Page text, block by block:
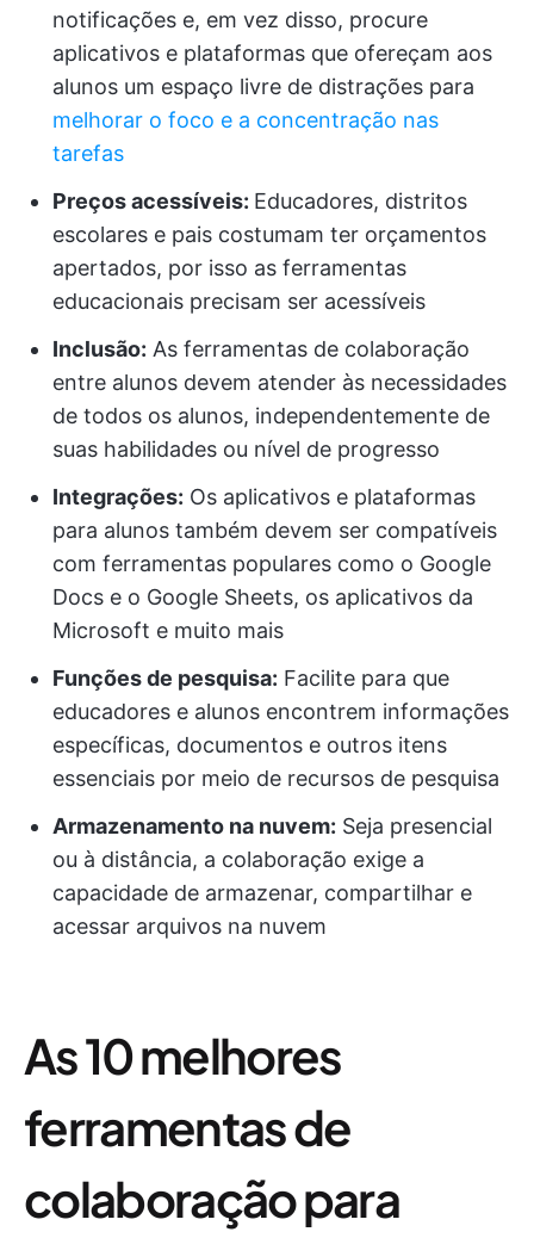
notificações e, em vez disso, procure
aplicativos e plataformas que ofereçam aos
alunos um espaço livre de distrações para
melhorar o foco e a concentração nas
tarefas
Preços acessíveis: Educadores, distritos
escolares e pais costumam ter orçamentos
apertados, por isso as ferramentas
educacionais precisam ser acessíveis
Inclusão: As ferramentas de colaboração
entre alunos devem atender às necessidades
de todos os alunos, independentemente de
suas habilidades ou nível de progresso
Integrações: Os aplicativos e plataformas
para alunos também devem ser compatíveis
com ferramentas populares como o Google
Docs e o Google Sheets, os aplicativos da
Microsoft e muito mais
Funções de pesquisa: Facilite para que
educadores e alunos encontrem informações
específicas, documentos e outros itens
essenciais por meio de recursos de pesquisa
Armazenamento na nuvem: Seja presencial
ou à distância, a colaboração exige a
capacidade de armazenar, compartilhar e
acessar arquivos na nuvem
As 10 melhores
ferramentas de
colaboração para